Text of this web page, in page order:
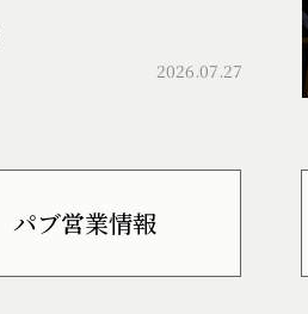
2026.07.27
パブ営業情報